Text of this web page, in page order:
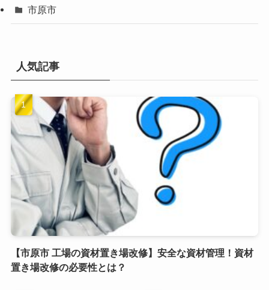
市原市
人気記事
【市原市 工場の資材置き場改修】安全な資材管理！資材
置き場改修の必要性とは？